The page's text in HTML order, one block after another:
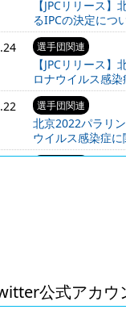
【JPCリリース
るIPCの決定につ
選手団関連
【JPCリリース
ロナウイルス感
選手団関連
北京2022パラリ
ウイルス感染症
選手団関連
北京2022パラリ
公式アカウ